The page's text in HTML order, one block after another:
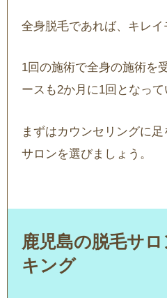
全身脱毛であれば、キレイ
1回の施術で全身の施術を
ースも2か月に1回となって
まずはカウンセリングに
サロンを選びましょう。
鹿児島の脱毛サ
キング